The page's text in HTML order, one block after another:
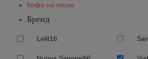
Кофе на песке
Бренд
Lelit16